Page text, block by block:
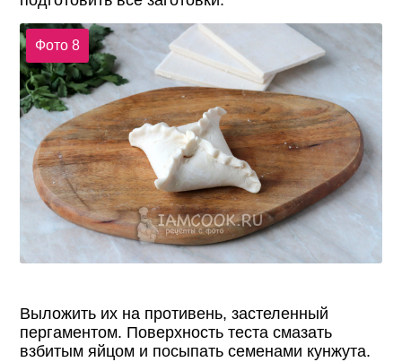
Фото 8
Выложить их на противень, застеленный
пергаментом. Поверхность теста смазать
взбитым яйцом и посыпать семенами кунжута.